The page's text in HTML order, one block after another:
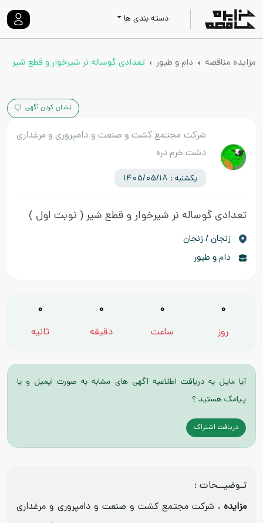
دسته بندی ها
مزایده مناقصه دام و طیور تعدادی گوساله نر شیرخوار و قطع شیر
نشان کردن آگهی
شرکت مجتمع کشت و صنعت و دامپروری و مرغداری
دشت خرم دره
یکشنبه : 1405/05/18
تعدادی گوساله نر شیرخوار و قطع شیر( نوبت اول )
زنجان / زنجان
دام و طیور
0
روز
0
ساعت
0
دقیقه
0
ثانیه
آیا مایل به دریافت اطلاعیه آگهی های مشابه به صورت ایمیل و یا
پیامک هستید ؟
دریافت اشتراک
تـوضیــحات :
مزایده ، شرکت مجتمع کشت و صنعت و دامپروری و مرغداری